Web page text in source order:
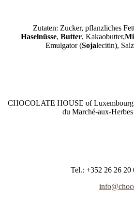
Zutaten: Zucker, pflanzliches
Haselnüsse, Butter, Kakaobutter,
Emulgator (Sojalecitin),
CHOCOLATE HOUSE of
du Marché-aux-
Tel.: +352 26 26 20